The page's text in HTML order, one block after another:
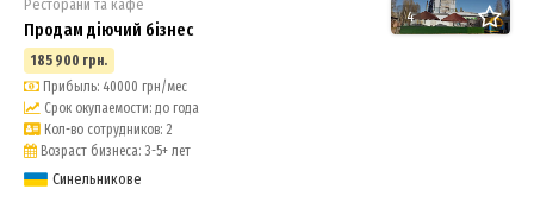
4
Ресторани та кафе
Продам діючий бізнес
185 900 грн.
Прибыль: 40000 грн/мес
Срок окупаемости: до года
Кол-во сотрудников: 2
Возраст бизнеса: 3-5+ лет
Синельникове